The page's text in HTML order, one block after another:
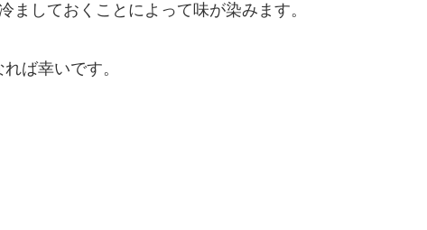
ましておくことによって味が染みます。
ば幸いです。